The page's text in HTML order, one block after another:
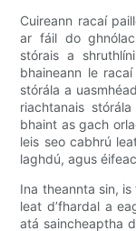
Cuireann racaí
ar fáil do
stórais a
bhaineann le
stórála a
riachtanais
bhaint as gach
leis seo cabhrú
laghdú, agus
Ina theannta sin,
leat d’fhardal a
atá saincheaptha